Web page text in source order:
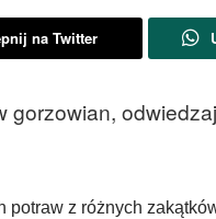
na Twitter
gorzowian,
potraw z różnych